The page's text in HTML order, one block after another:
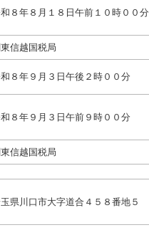
８年８月１８日午前１０時００分
信越国税局
８年９月３日午後２時００分
８年９月３日午前９時００分
信越国税局
県川口市大字道合４５８番地５